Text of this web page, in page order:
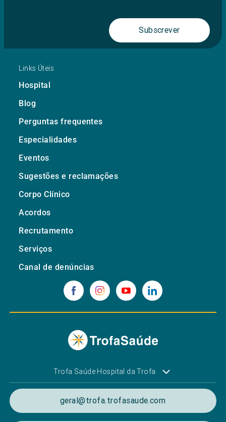
Subscrever
Links Úteis
Hospital
Blog
Perguntas frequentes
Especialidades
Eventos
Sugestões e reclamações
Corpo Clínico
Acordos
Recrutamento
Serviços
Canal de denúncias
Trofa Saúde Hospital da Trofa
geral@trofa.trofasaude.com